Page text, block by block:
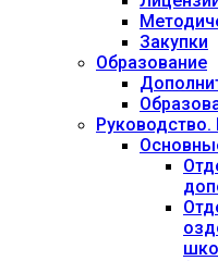
Закупки
Образование
Руководство.